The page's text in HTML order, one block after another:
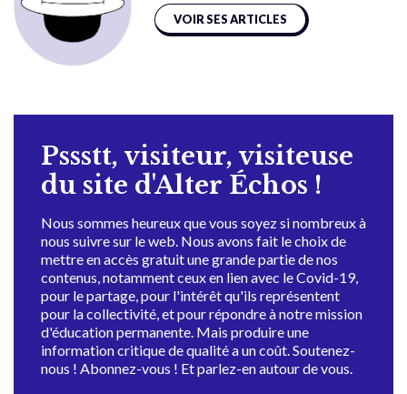
VOIR SES ARTICLES
Pssstt, visiteur, visiteuse
du site d'Alter Échos !
Nous sommes heureux que vous soyez si nombreux à
nous suivre sur le web. Nous avons fait le choix de
mettre en accès gratuit une grande partie de nos
contenus, notamment ceux en lien avec le Covid-19,
pour le partage, pour l'intérêt qu'ils représentent
pour la collectivité, et pour répondre à notre mission
d'éducation permanente. Mais produire une
information critique de qualité a un coût. Soutenez-
nous ! Abonnez-vous ! Et parlez-en autour de vous.